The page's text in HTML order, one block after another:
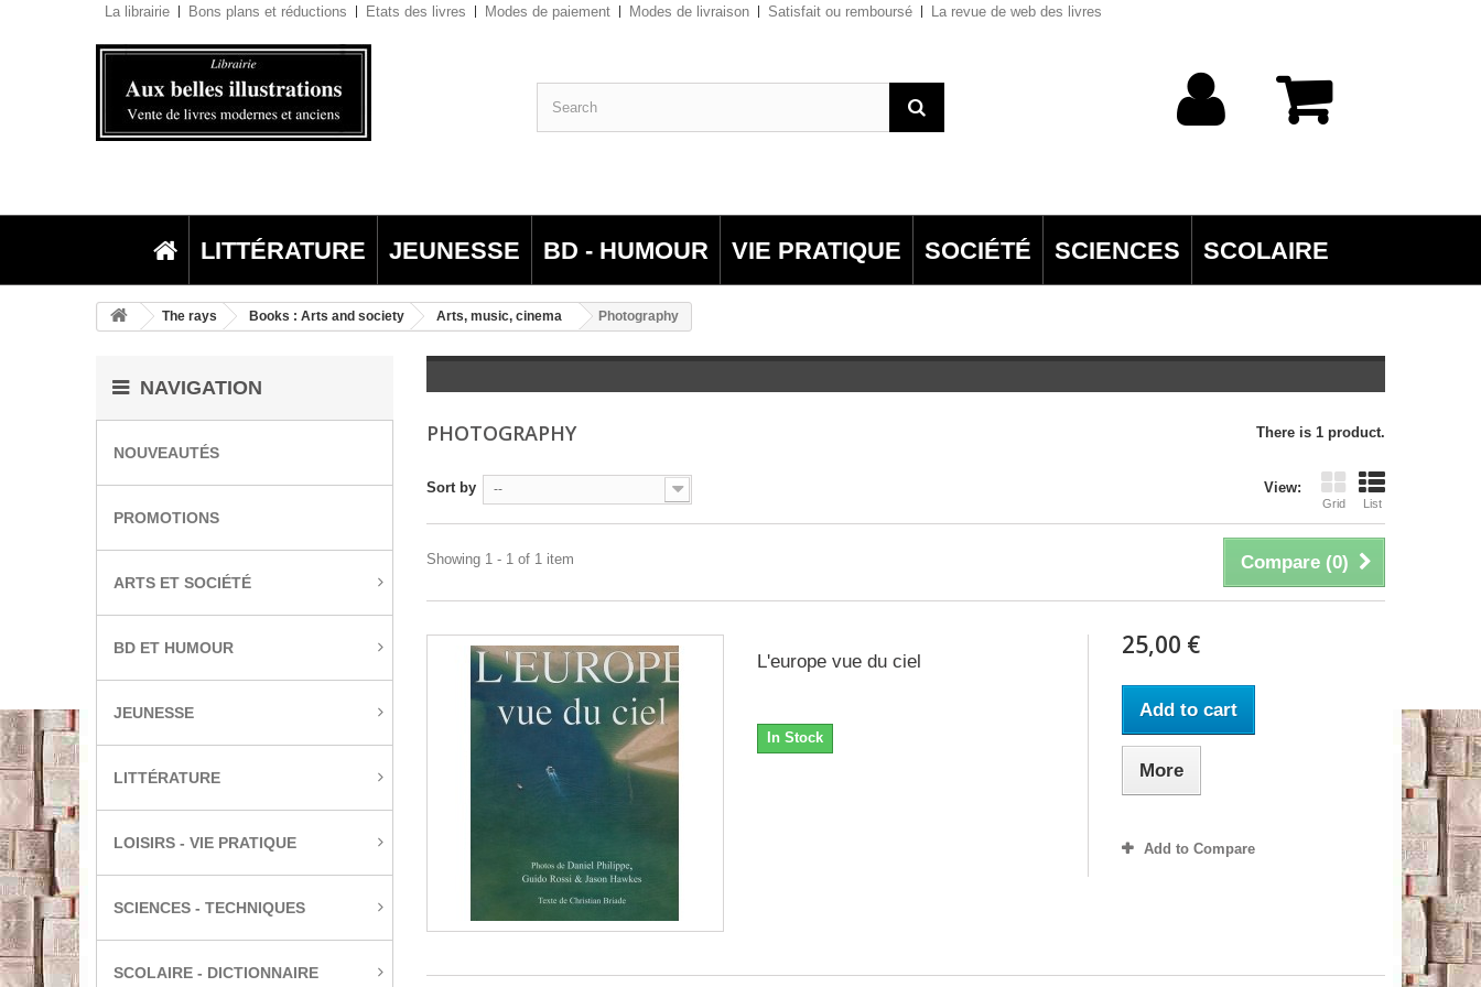
La librairie Bons plans et réductions Etats des livres Modes de paiement Modes de livraison Satisfait ou remboursé La revue de web des livres
LITTÉRATURE JEUNESSE BD - HUMOUR VIE PRATIQUE SOCIÉTÉ SCIENCES SCOLAIRE
The rays Books : Arts and society Arts, music, cinema Photography
NAVIGATION
NOUVEAUTÉS
PROMOTIONS
ARTS ET SOCIÉTÉ
BD ET HUMOUR
JEUNESSE
LITTÉRATURE
LOISIRS - VIE PRATIQUE
SCIENCES - TECHNIQUES
SCOLAIRE - DICTIONNAIRE
PHOTOGRAPHY There is 1 product.
View:
Grid List
Sort by --
Compare (0)
Showing 1 - 1 of 1 item
L'europe vue du ciel
In Stock
25,00 €
Add to cart
More
Add to Compare